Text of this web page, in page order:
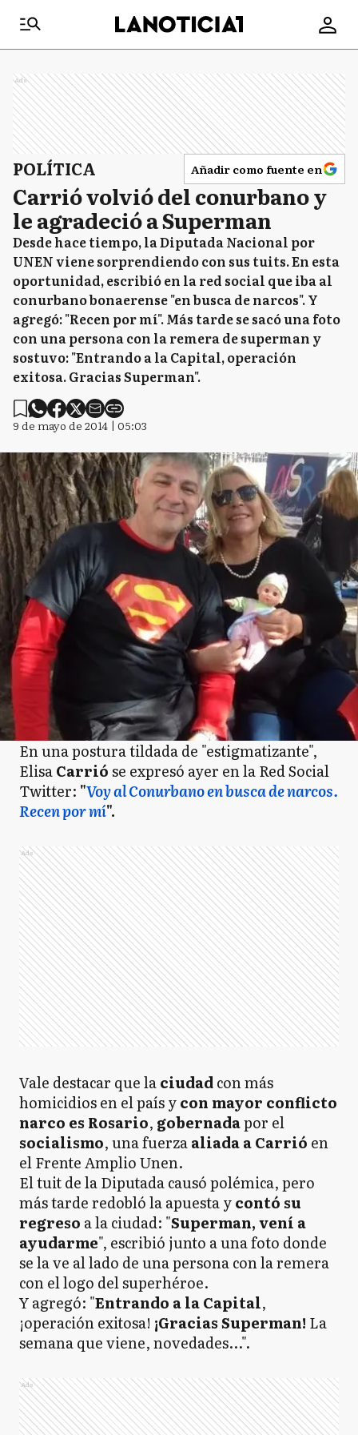
Ads
POLÍTICA Añadir como fuente en
Carrió volvió del conurbano y
le agradeció a Superman
Desde hace tiempo, la Diputada Nacional por
UNEN viene sorprendiendo con sus tuits. En esta
oportunidad, escribió en la red social que iba al
conurbano bonaerense "en busca de narcos". Y
agregó: "Recen por mí". Más tarde se sacó una foto
con una persona con la remera de superman y
sostuvo: "Entrando a la Capital, operación
exitosa. Gracias Superman".
9 de mayo de 2014 | 05:03
En una postura tildada de "estigmatizante",
ElisaCarrióse expresó ayer en la Red Social
Twitter: "Voy al Conurbano en busca de narcos.
Recen por mí".
Ads
Vale destacar que laciudadcon más
homicidios en el país ycon mayor conflicto
narco es Rosario, gobernadapor el
socialismo, una fuerzaaliada a Carrió en
el Frente Amplio Unen.
El tuit de la Diputada causó polémica, pero
más tarde redobló la apuesta ycontó su
regreso a la ciudad: "Superman, vení a
ayudarme", escribió junto a una foto donde
se la ve al lado de una persona con la remera
con el logo del superhéroe.
Y agregó: "Entrando a la Capital,
¡operación exitosa! ¡Gracias Superman! La
semana que viene, novedades...".
Ads